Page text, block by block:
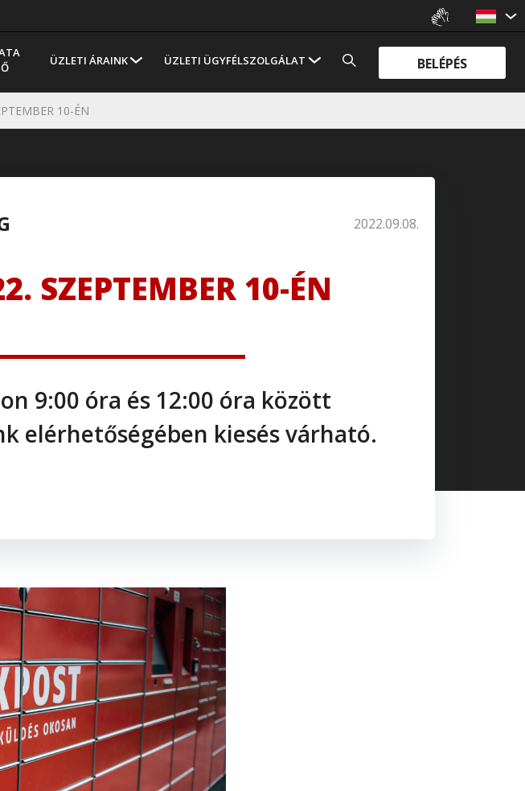
ÜZLETI ÁRAINK ÜZLETI ÜGYFÉLSZOLGÁLAT BELÉPÉS
10-ÉN
2022.09.08.
SZEPTEMBER 10-ÉN
9:00 óra és 12:00 óra között
elérhetőségében kiesés várható.